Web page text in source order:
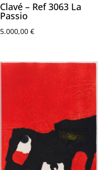
Clavé – Ref 3063 La
Passio
5.000,00€